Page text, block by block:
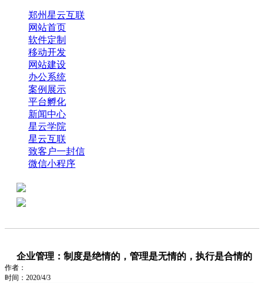
郑州星云互联
网站首页
软件定制
移动开发
网站建设
办公系统
案例展示
平台孵化
新闻中心
星云学院
星云互联
致客户一封信
微信小程序
企业管理：制度是绝情的，管理是无情的，执行是合情的
作者：
时间：2020/4/3